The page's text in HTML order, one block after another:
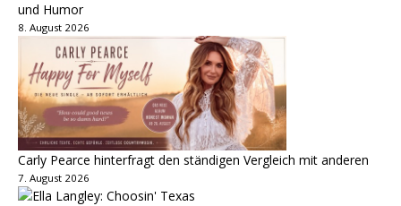
und Humor
8. August 2026
Carly Pearce hinterfragt den ständigen Vergleich mit anderen
7. August 2026